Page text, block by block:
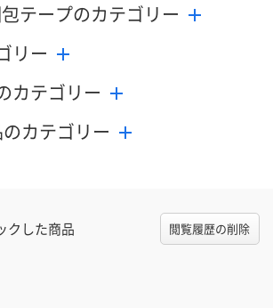
テープのカテゴリー
リー
カテゴリー
のカテゴリー
クした商品 閲覧履歴の削除